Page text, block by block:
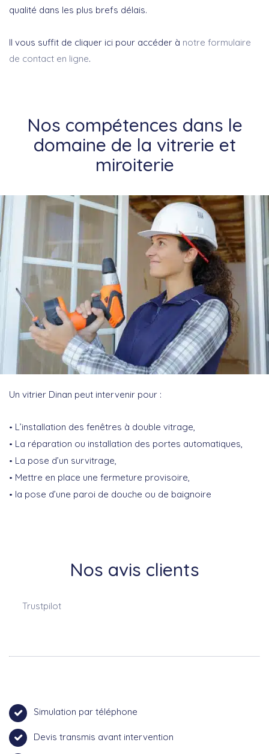
qualité dans les plus brefs délais.
Il vous suffit de cliquer ici pour accéder à notre formulaire
de contact en ligne.
Nos compétences dans le
domaine de la vitrerie et
miroiterie
Un vitrier Dinan peut intervenir pour :
L’installation des fenêtres à double vitrage,
La réparation ou installation des portes automatiques,
La pose d’un survitrage,
Mettre en place une fermeture provisoire,
la pose d’une paroi de douche ou de baignoire
Nos avis clients
Trustpilot
Simulation par téléphone
Devis transmis avant intervention